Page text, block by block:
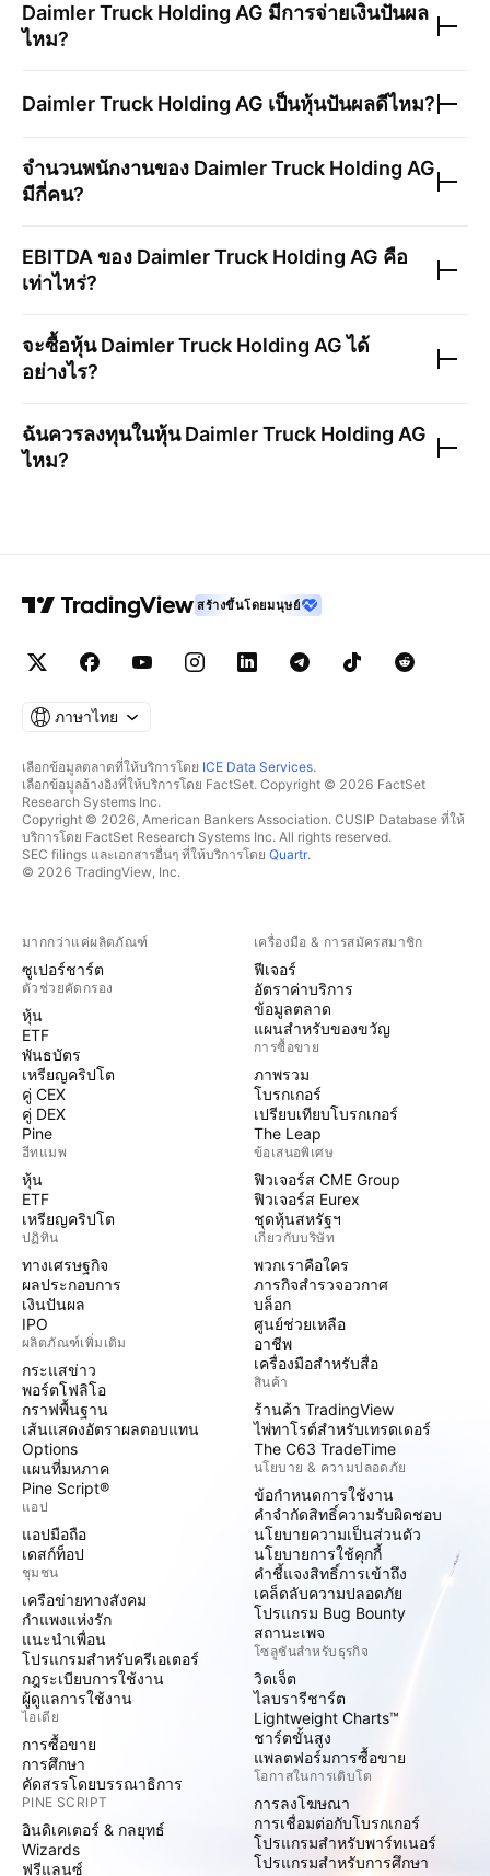
Daimler Truck Holding AG มีการจ่ายเงินปันผล
ไหม?
Daimler Truck Holding AG เป็นหุ้นปันผลดีไหม?
จำนวนพนักงานของ Daimler Truck Holding AG
มีกี่คน?
EBITDA ของ Daimler Truck Holding AG คือ
เท่าไหร่?
จะซื้อหุ้นDaimler Truck Holding AGได้
อย่างไร?
ฉันควรลงทุนในหุ้นDaimler Truck Holding AG
ไหม?
สร้างขึ้นโดยมนุษย์
ภาษาไทย
เลือกข้อมูลตลาดที่ให้บริการโดย ICE Data Services.
เลือกข้อมูลอ้างอิงที่ให้บริการโดย FactSet. Copyright © 2026 FactSet
Research Systems Inc.
Copyright © 2026, American Bankers Association. CUSIP Database ที่ให้
บริการโดย FactSet Research Systems Inc. All rights reserved.
SEC filings และเอกสารอื่นๆ ที่ให้บริการโดย Quartr.
© 2026 TradingView, Inc.
มากกว่าแค่ผลิตภัณฑ์
ซูเปอร์ชาร์ต
ตัวช่วยคัดกรอง
หุ้น
ETF
พันธบัตร
เหรียญคริปโต
คู่ CEX
คู่ DEX
Pine
ฮีทแมพ
หุ้น
ETF
เหรียญคริปโต
ปฏิทิน
ทางเศรษฐกิจ
ผลประกอบการ
เงินปันผล
IPO
ผลิตภัณฑ์เพิ่มเติม
กระแสข่าว
พอร์ตโฟลิโอ
กราฟพื้นฐาน
เส้นแสดงอัตราผลตอบแทน
Options
แผนที่มหภาค
Pine Script®
แอป
แอปมือถือ
เดสก์ท็อป
ชุมชน
เครือข่ายทางสังคม
กำแพงแห่งรัก
แนะนำเพื่อน
โปรแกรมสำหรับครีเอเตอร์
กฎระเบียบการใช้งาน
ผู้ดูแลการใช้งาน
ไอเดีย
การซื้อขาย
การศึกษา
คัดสรรโดยบรรณาธิการ
PINE SCRIPT
อินดิเคเตอร์ & กลยุทธ์
Wizards
ฟรีแลนซ์
เครื่องมือ & การสมัครสมาชิก
ฟีเจอร์
อัตราค่าบริการ
ข้อมูลตลาด
แผนสำหรับของขวัญ
การซื้อขาย
ภาพรวม
โบรกเกอร์
เปรียบเทียบโบรกเกอร์
The Leap
ข้อเสนอพิเศษ
ฟิวเจอร์ส CME Group
ฟิวเจอร์ส Eurex
ชุดหุ้นสหรัฐฯ
เกี่ยวกับบริษัท
พวกเราคือใคร
ภารกิจสำรวจอวกาศ
บล็อก
ศูนย์ช่วยเหลือ
อาชีพ
เครื่องมือสำหรับสื่อ
สินค้า
ร้านค้า TradingView
ไพ่ทาโรต์สำหรับเทรดเดอร์
The C63 TradeTime
นโยบาย & ความปลอดภัย
ข้อกำหนดการใช้งาน
คำจำกัดสิทธิ์ความรับผิดชอบ
นโยบายความเป็นส่วนตัว
นโยบายการใช้คุกกี้
คำชี้แจงสิทธิ์การเข้าถึง
เคล็ดลับความปลอดภัย
โปรแกรม Bug Bounty
สถานะเพจ
โซลูชันสำหรับธุรกิจ
วิดเจ็ต
ไลบรารีชาร์ต
Lightweight Charts™
ชาร์ตขั้นสูง
แพลตฟอร์มการซื้อขาย
โอกาสในการเติบโต
การลงโฆษณา
การเชื่อมต่อกับโบรกเกอร์
โปรแกรมสำหรับพาร์ทเนอร์
โปรแกรมสำหรับการศึกษา